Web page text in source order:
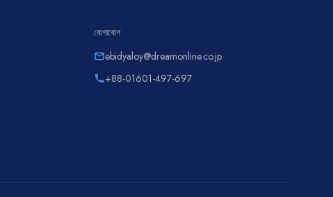
যোগাযোগ
emailebidyaloy@dreamonline.co.jp
phone+88-01601-497-697